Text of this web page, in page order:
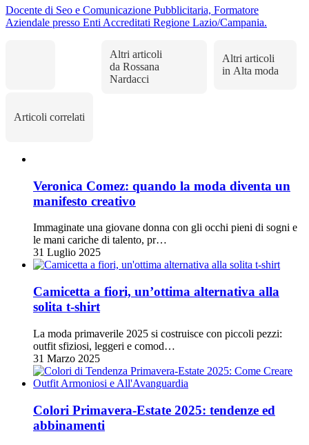
Docente di Seo e Comunicazione Pubblicitaria, Formatore
Aziendale presso Enti Accreditati Regione Lazio/Campania.
Articoli correlati
Altri articoli
da Rossana
Nardacci
Altri articoli
in Alta moda
Veronica Comez: quando la moda diventa un
manifesto creativo
Immaginate una giovane donna con gli occhi pieni di sogni e
le mani cariche di talento, pr…
31 Luglio 2025
Camicetta a fiori, un’ottima alternativa alla
solita t-shirt
La moda primaverile 2025 si costruisce con piccoli pezzi:
outfit sfiziosi, leggeri e comod…
31 Marzo 2025
Colori Primavera-Estate 2025: tendenze ed
abbinamenti